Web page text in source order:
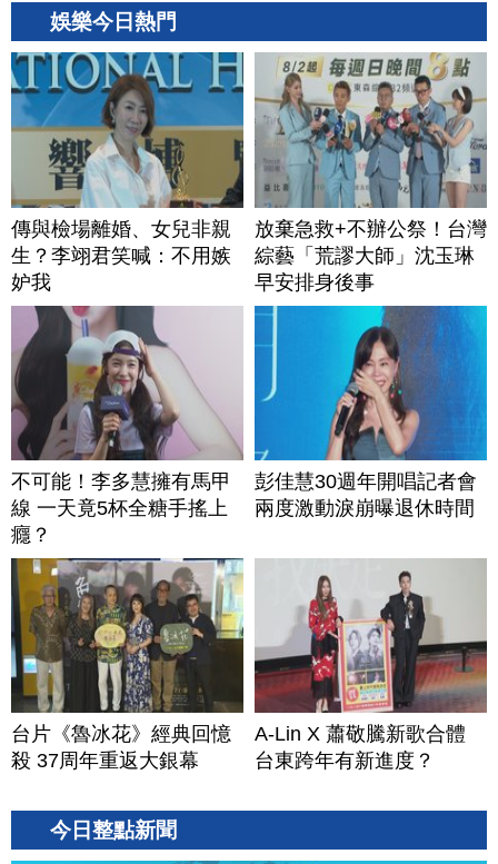
娛樂今日熱門
傳與檢場離婚、女兒非親
生？李翊君笑喊：不用嫉
妒我
放棄急救+不辦公祭！台灣
綜藝「荒謬大師」沈玉琳
早安排身後事
不可能！李多慧擁有馬甲
線 一天竟5杯全糖手搖上
癮？
彭佳慧30週年開唱記者會
兩度激動淚崩曝退休時間
台片《魯冰花》經典回憶
殺 37周年重返大銀幕
A-Lin X 蕭敬騰新歌合體
台東跨年有新進度？
今日整點新聞